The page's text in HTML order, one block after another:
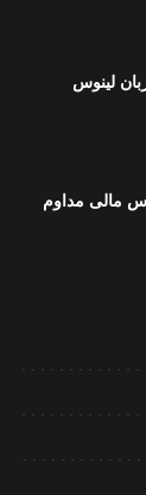
لینوس
مالی مداوم